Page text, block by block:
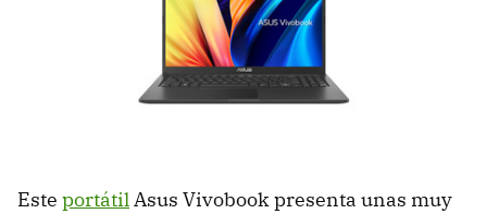
Este portátilAsus Vivobook presenta unas muy